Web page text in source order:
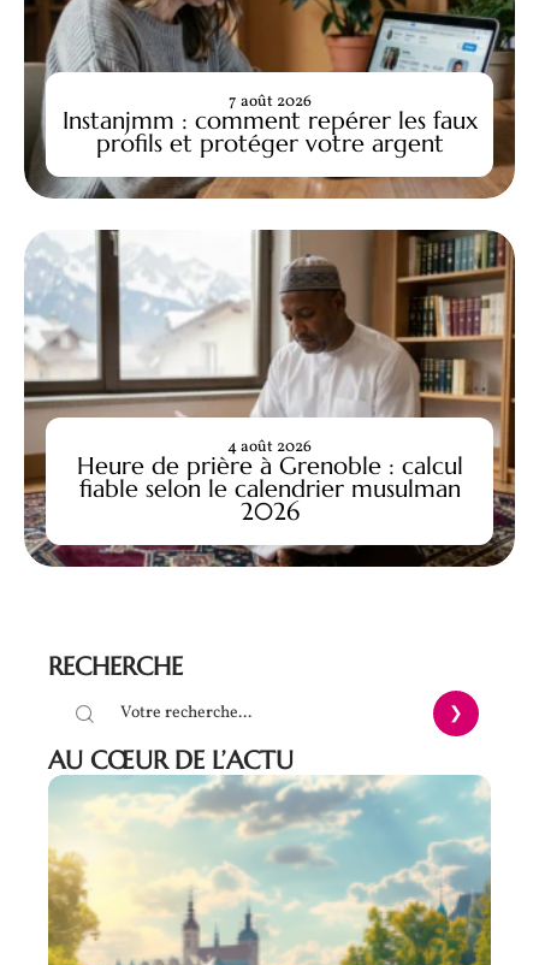
Instanjmm : comment repérer les faux
profils et protéger votre argent
7 août 2026
Heure de prière à Grenoble : calcul
fiable selon le calendrier musulman
2026
4 août 2026
RECHERCHE
AU CŒUR DE L’ACTU